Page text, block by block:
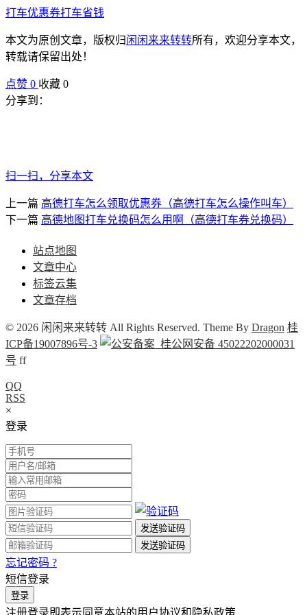
打车优惠券打车省钱
本文为原创文章，版权归闲闲来来转转所有，欢迎分享本文，
转载请保留出处！
点赞 0 收藏 0
分享到：
扫一扫，分享本文
上一篇 高德打车怎么领取优惠券（高德打车怎么操作叫车）
下一篇 高德地图打车兑换码怎么用啊（高德打车券兑换码）
站点地图
文章中心
标签云集
文章存档
© 2026 闲闲来来转转 All Rights Reserved. Theme By Dragon 桂
ICP备19007896号-3
桂公网安备 45022202000031
号 ff
QQ
RSS
×
登录
忘记密码 ?
短信登录
注册登录即表示同意本站的用户协议和隐私政策